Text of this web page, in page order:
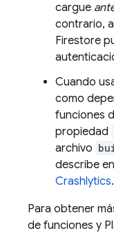
cargue
contrario,
Firestore
Cuando
como
funciones
propiedad
archivo
describe
Crashlytics.
Para obtener
de funciones y